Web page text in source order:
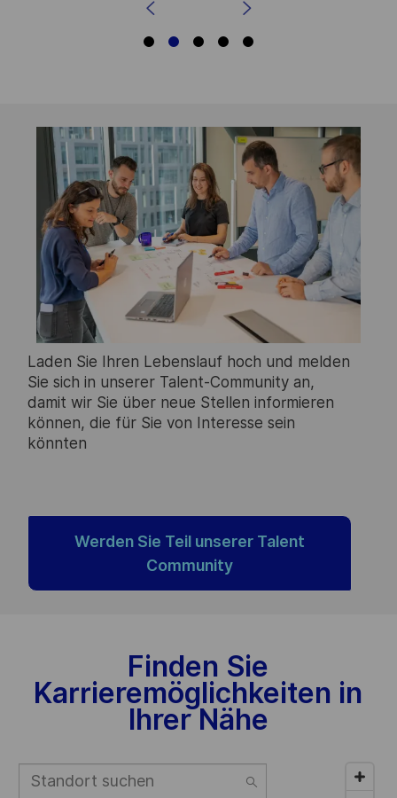
Laden Sie Ihren Lebenslauf hoch und melden
Sie sich in unserer Talent-Community an,
damit wir Sie über neue Stellen informieren
können, die für Sie von Interesse sein
könnten
Werden Sie Teil unserer Talent
Community
Finden Sie
Karrieremöglichkeiten in
Ihrer Nähe
Standort